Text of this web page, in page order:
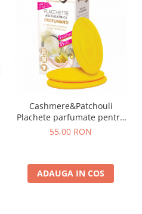
Cashmere&Patchouli
Plachete parfumate pentru
uscatorul de rufe Ylang
55,00 RON
ADAUGA IN COS